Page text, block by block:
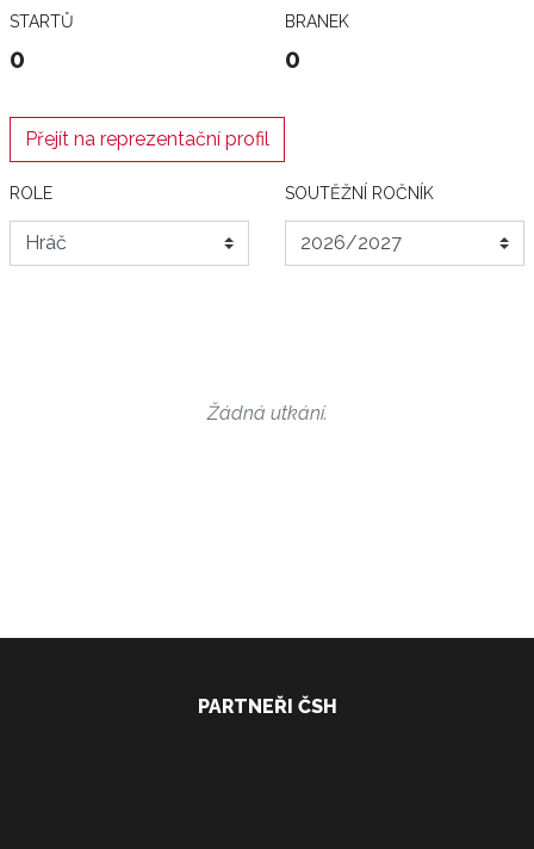
STARTŮ
0
BRANEK
0
Přejít na reprezentační profil
ROLE SOUTĚŽNÍ ROČNÍK
Žádná utkání.
PARTNEŘI ČSH